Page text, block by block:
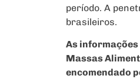
período. A
brasileiros.
As
Massas
encomendado